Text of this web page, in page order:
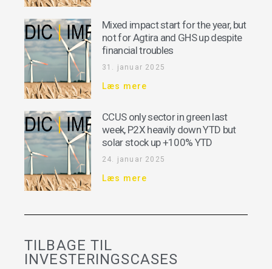
Mixed impact start for the year, but
not for Agtira and GHS up despite
financial troubles
31. januar 2025
Læs mere
CCUS only sector in green last
week, P2X heavily down YTD but
solar stock up +100% YTD
24. januar 2025
Læs mere
TILBAGE TIL
INVESTERINGSCASES